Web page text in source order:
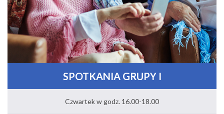
SPOTKANIA GRUPY I
Czwartek w godz. 16.00-18.00